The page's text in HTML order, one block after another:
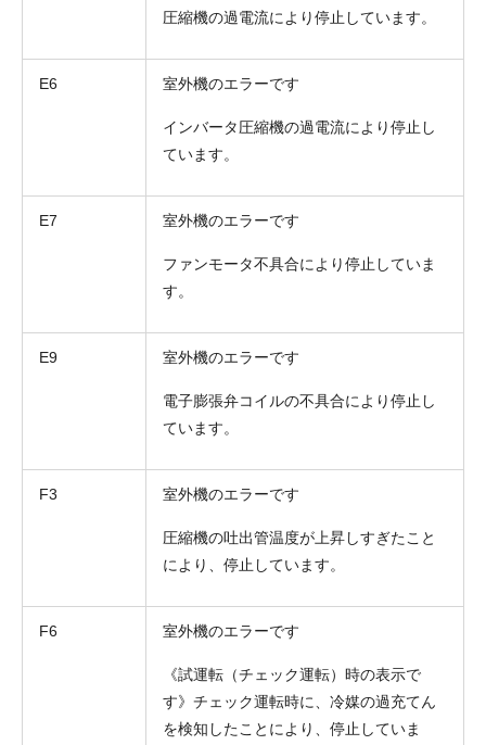
圧縮機の過電流により停止しています。
E6 室外機のエラーです
インバータ圧縮機の過電流により停止し
ています。
E7 室外機のエラーです
ファンモータ不具合により停止していま
す。
E9 室外機のエラーです
電子膨張弁コイルの不具合により停止し
ています。
F3 室外機のエラーです
圧縮機の吐出管温度が上昇しすぎたこと
により、停止しています。
F6 室外機のエラーです
《試運転（チェック運転）時の表示で
す》チェック運転時に、冷媒の過充てん
を検知したことにより、停止していま
折り返しのご連絡
(ご選択ください)
送信する